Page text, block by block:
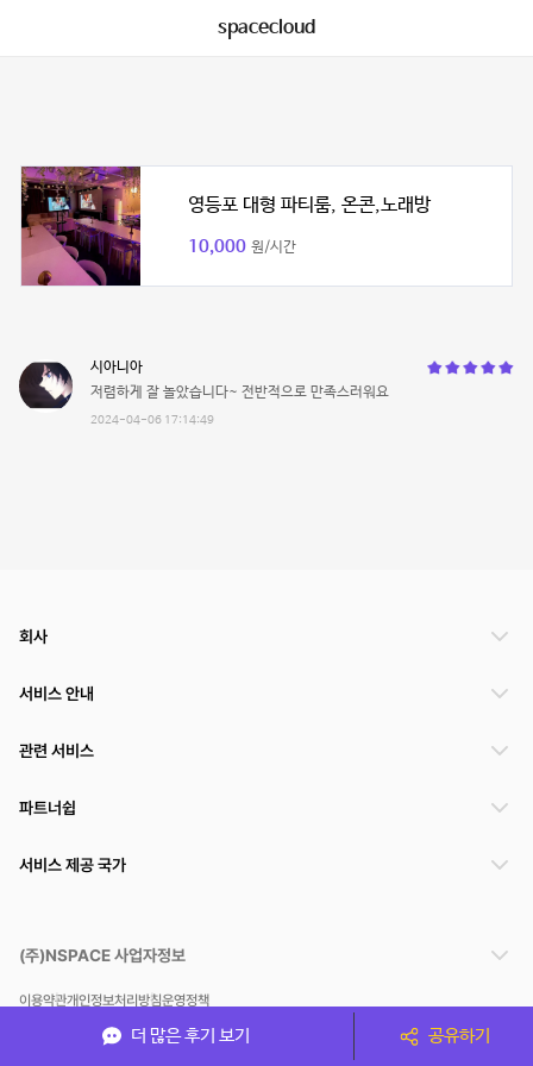
spacecloud
영등포 대형 파티룸, 온콘,노래방
10,000 원/시간
시아니아
저렴하게 잘 놀았습니다~ 전반적으로 만족스러워요
2024-04-06 17:14:49
더 많은 후기 보기 공유하기
회사
서비스 안내
관련 서비스
파트너쉽
서비스 제공 국가
(주)NSPACE 사업자정보
이용약관개인정보처리방침운영정책
스페이스클라우드는 통신판매중개자이며 통신판매의 당사자가 아닙니다. 따라서 스페이스클
라우드는 공간 거래정보 및 거래에 대해 책임지지 않습니다.